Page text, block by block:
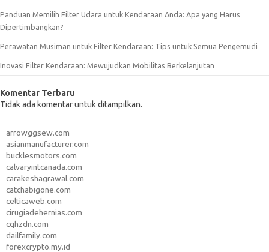
Panduan Memilih Filter Udara untuk Kendaraan Anda: Apa yang Harus
Dipertimbangkan?
Perawatan Musiman untuk Filter Kendaraan: Tips untuk Semua Pengemudi
Inovasi Filter Kendaraan: Mewujudkan Mobilitas Berkelanjutan
Komentar Terbaru
Tidak ada komentar untuk ditampilkan.
arrowggsew.com
asianmanufacturer.com
bucklesmotors.com
calvaryintcanada.com
carakeshagrawal.com
catchabigone.com
celticaweb.com
cirugiadehernias.com
cqhzdn.com
dailfamily.com
forexcrypto.my.id